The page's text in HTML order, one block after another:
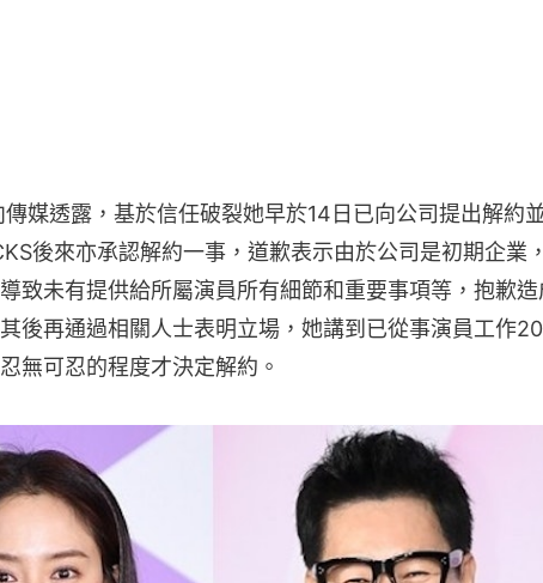
媒透露，基於信任破裂她早於14日已向公司提出解約
後來亦承認解約一事，道歉表示由於公司是初期企業
致未有提供給所屬演員所有細節和重要事項等，抱歉造
後再通過相關人士表明立場，她講到已從事演員工作20
無可忍的程度才決定解約。